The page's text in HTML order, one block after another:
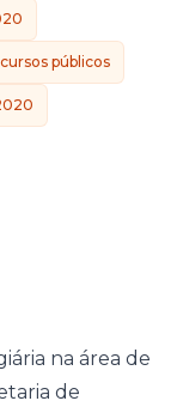
públicos
na área de
de